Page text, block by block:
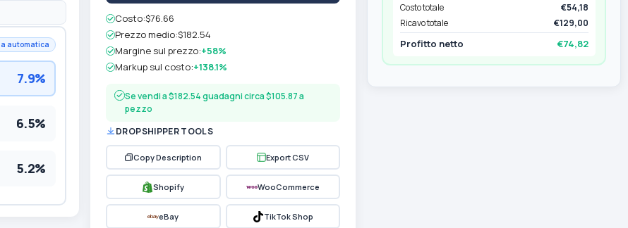
automatica
7.9%
6.5%
5.2%
Costo:$76.66
Prezzo medio:$182.54
Margine sul prezzo:+58%
Markup sul costo:+138.1%
Se vendi a $182.54 guadagni circa $105.87 a
pezzo
DROPSHIPPER TOOLS
Copy Description Export CSV
Shopify WooCommerce
eBay TikTok Shop
Costo totale
€54,18
Ricavo totale
€129,00
Profitto netto €74,82